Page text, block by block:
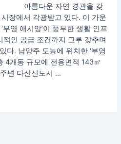
아름다운 자연 경관을 갖
장에서 각광받고 있다. 이 가운
영 애시앙’이 풍부한 생활 인프
인 공급 조건까지 고루 갖추며
다. 남양주 도농에 위치한 ‘부영
4개동 규모에 전용면적 143㎡
변 다산신도시 …